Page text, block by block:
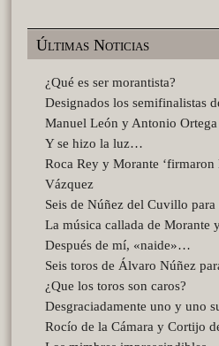
Últimas Noticias
¿Qué es ser morantista?
Designados los semifinalistas
Manuel León y Antonio
Y se hizo la luz…
Roca Rey y Morante ‘firmaron
Vázquez
Seis de Núñez del Cuvillo
La música callada de Morante
Después de mí, «naide»…
Seis toros de Álvaro Núñez
¿Que los toros son caros?
Desgraciadamente uno y uno
Rocío de la Cámara y Cortijo